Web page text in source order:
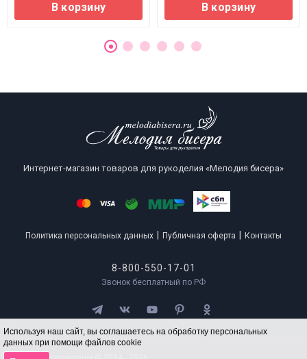
Используя наш сайт, вы соглашаетесь на обработку персональных
данных при помощи файлов cookie
В корзину В корзину
Интернет-магазин товаров для рукоделия «Мелодия бисера»
Политика персональных данных Публичная оферта Контакты
8-800-550-17-01
Звонок бесплатный по РФ